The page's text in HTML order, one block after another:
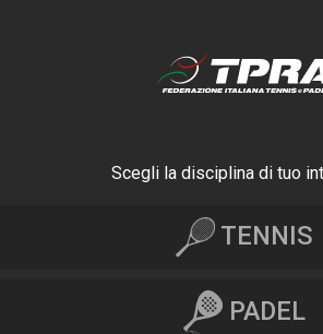
Scegli la disciplina di tuo
TENNIS
PADEL